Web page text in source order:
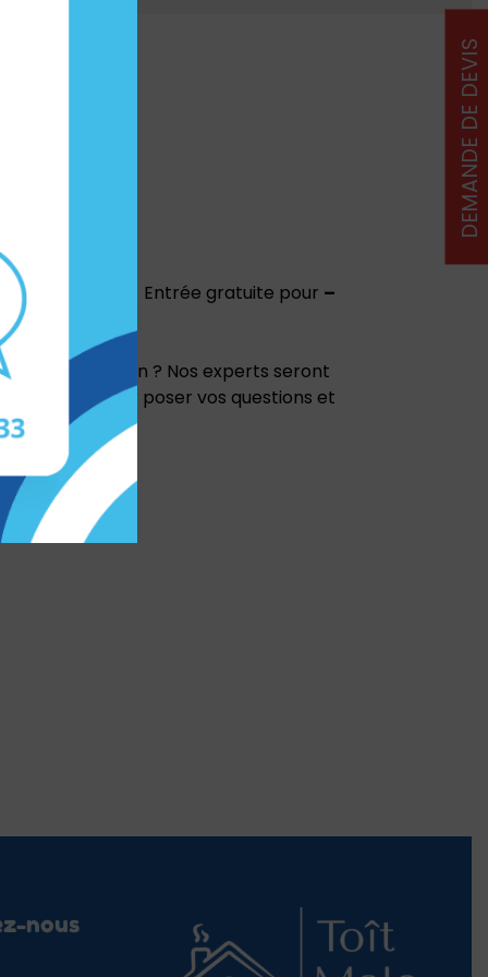
tous les jours Entrée gratuite pour –
de l’isolation ? Nos experts seront
pour poser vos questions et
!
nous
DEMANDE DE DEVIS